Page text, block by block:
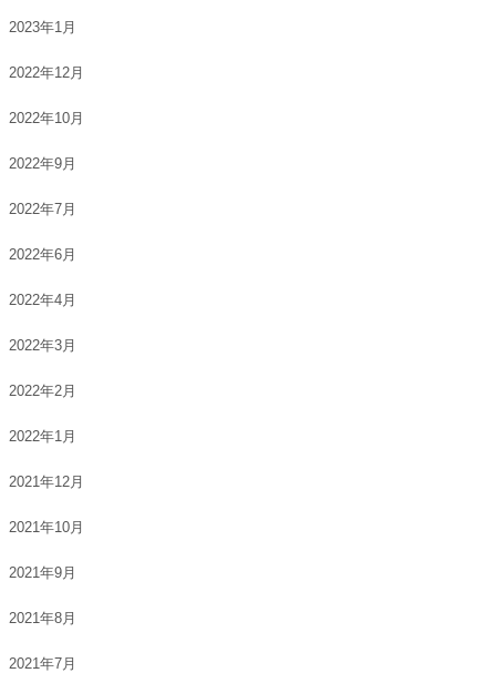
2023年1月
2022年12月
2022年10月
2022年9月
2022年7月
2022年6月
2022年4月
2022年3月
2022年2月
2022年1月
2021年12月
2021年10月
2021年9月
2021年8月
2021年7月